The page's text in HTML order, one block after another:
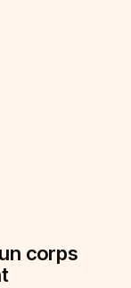
corps